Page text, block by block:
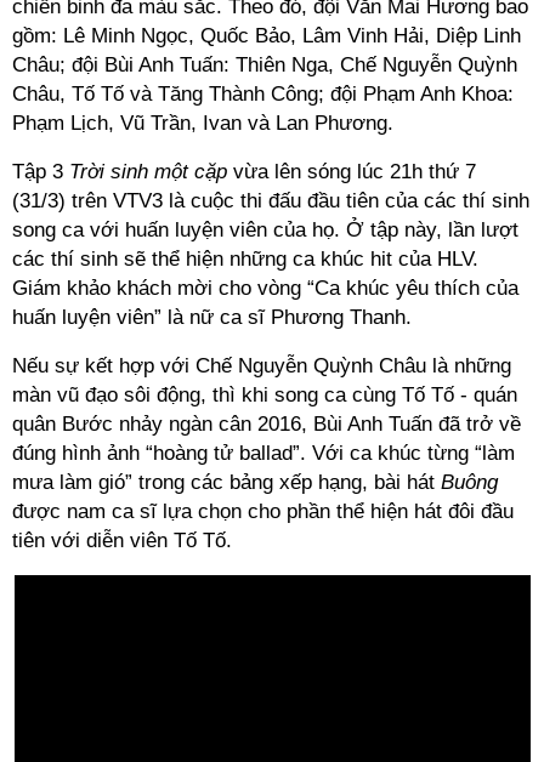
chiến binh đa màu sắc. Theo đó, đội Văn Mai Hương bao
gồm: Lê Minh Ngọc, Quốc Bảo, Lâm Vinh Hải, Diệp Linh
Châu; đội Bùi Anh Tuấn: Thiên Nga, Chế Nguyễn Quỳnh
Châu, Tố Tố và Tăng Thành Công; đội Phạm Anh Khoa:
Phạm Lịch, Vũ Trần, Ivan và Lan Phương.
Tập 3 Trời sinh một cặp vừa lên sóng lúc 21h thứ 7
(31/3) trên VTV3 là cuộc thi đấu đầu tiên của các thí sinh
song ca với huấn luyện viên của họ. Ở tập này, lần lượt
các thí sinh sẽ thể hiện những ca khúc hit của HLV.
Giám khảo khách mời cho vòng “Ca khúc yêu thích của
huấn luyện viên” là nữ ca sĩ Phương Thanh.
Nếu sự kết hợp với Chế Nguyễn Quỳnh Châu là những
màn vũ đạo sôi động, thì khi song ca cùng Tố Tố - quán
quân Bước nhảy ngàn cân 2016, Bùi Anh Tuấn đã trở về
đúng hình ảnh “hoàng tử ballad”. Với ca khúc từng “làm
mưa làm gió” trong các bảng xếp hạng, bài hát Buông
được nam ca sĩ lựa chọn cho phần thể hiện hát đôi đầu
tiên với diễn viên Tố Tố.